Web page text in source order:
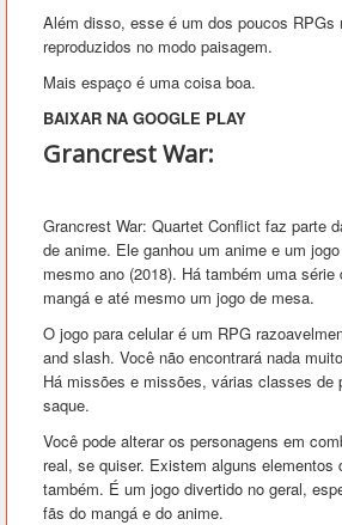
Além disso, esse é um dos poucos RPGs
reproduzidos no modo paisagem.
Mais espaço é uma coisa boa.
BAIXAR NA GOOGLE PLAY
Grancrest War:
Grancrest War: Quartet Conflict faz parte
de anime. Ele ganhou um anime e um
mesmo ano (2018). Há também uma
mangá e até mesmo um jogo de mesa.
O jogo para celular é um RPG
and slash. Você não encontrará nada
Há missões e missões, várias classes de
saque.
Você pode alterar os personagens em
real, se quiser. Existem alguns elementos
também. É um jogo divertido no geral,
fãs do mangá e do anime.